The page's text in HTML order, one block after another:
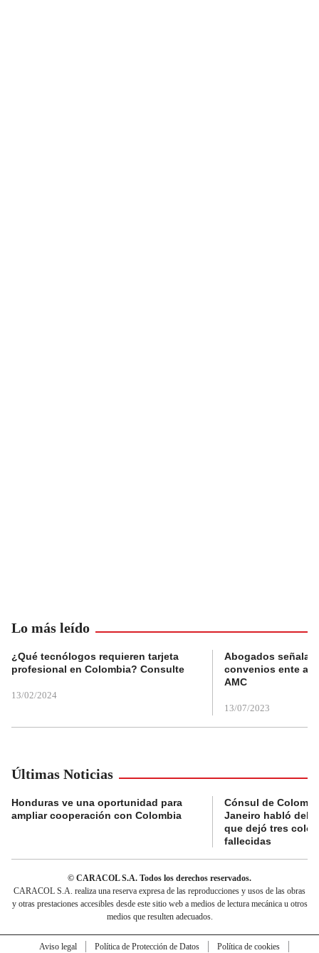
Lo más leído
¿Qué tecnólogos requieren tarjeta
profesional en Colombia? Consulte
13/02/2024
Abogados
convenios ente
AMC
13/07/2023
Últimas Noticias
Honduras ve una oportunidad para
ampliar cooperación con Colombia
Cónsul de
Janeiro habló del
que dejó tres
fallecidas
© CARACOL S.A. Todos los derechos reservados.
CARACOL S.A. realiza una reserva expresa de las reproducciones y usos de las obras
y otras prestaciones accesibles desde este sitio web a medios de lectura mecánica u otros
medios que resulten adecuados.
Aviso legal Política de Protección de Datos
Política de cookies